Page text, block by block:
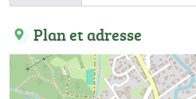
Plan et adresse